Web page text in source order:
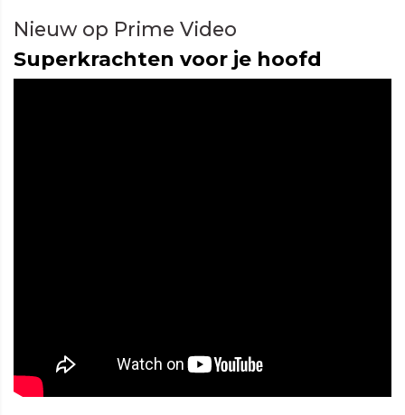
Nieuw op Prime Video
Superkrachten voor je hoofd